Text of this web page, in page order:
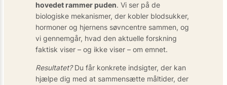
hovedet rammer puden. Vi ser på de
biologiske mekanismer, der kobler blodsukker,
hormoner og hjernens søvncentre sammen, og
vi gennemgår, hvad den aktuelle forskning
faktisk viser – og ikke viser – om emnet.
Resultatet?Du får konkrete indsigter, der kan
hjælpe dig med at sammensætte måltider, der